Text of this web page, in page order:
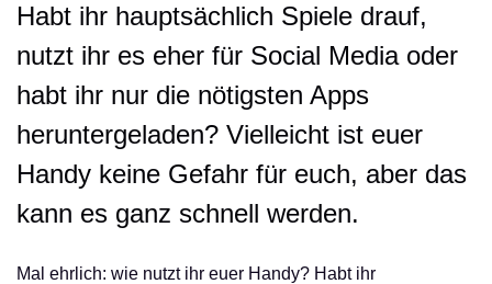
Habt ihr hauptsächlich Spiele drauf,
nutzt ihr es eher für Social Media oder
habt ihr nur die nötigsten Apps
heruntergeladen? Vielleicht ist euer
Handy keine Gefahr für euch, aber das
kann es ganz schnell werden.
Mal ehrlich: wie nutzt ihr euer Handy? Habt ihr